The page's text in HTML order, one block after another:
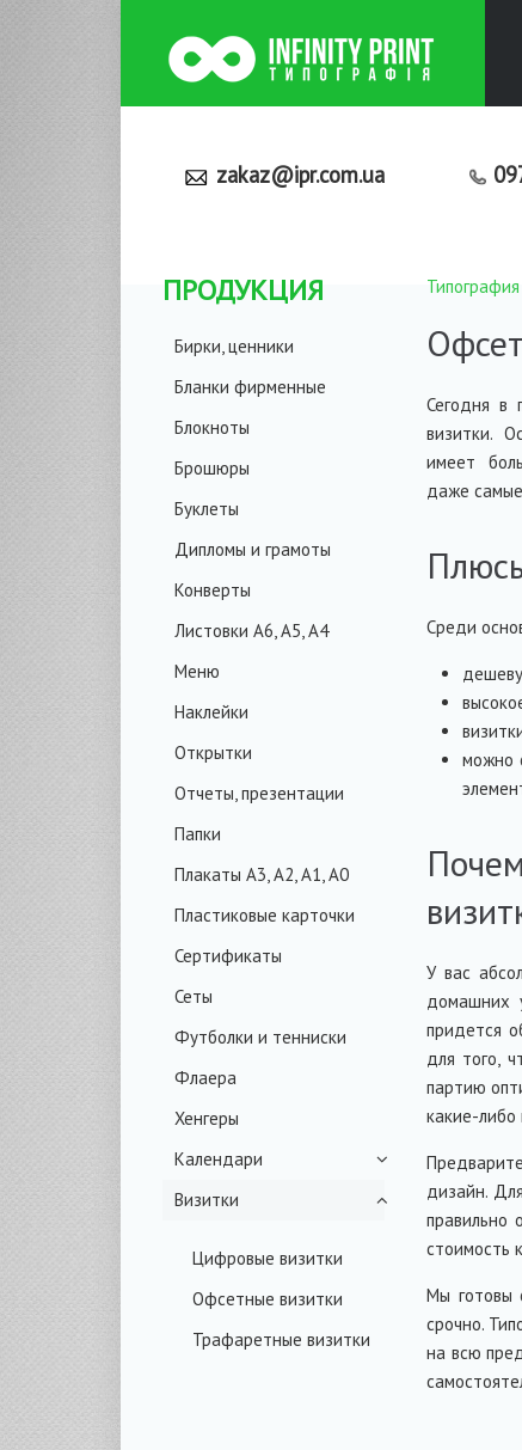
zakaz@ipr.com.ua
Сегодня в
визитки.
имеет
даже
Среди
можно
У вас
домашних
придется
для того,
партию
какие-либо
дизайн.
правильно
стоимость
Мы готовы
срочно.
на всю
ПРОДУКЦИЯ
Бирки, ценники
Бланки фирменные
Блокноты
Брошюры
Буклеты
Дипломы и грамоты
Конверты
Листовки A6, A5, A4
Меню
Наклейки
Открытки
Отчеты, презентации
Папки
Плакаты A3, A2, A1, A0
Пластиковые карточки
Сертификаты
Сеты
Футболки и тенниски
Флаера
Хенгеры
Календари
календари
Настенные календари
Настольные календари
Визитки
Цифровые визитки
Офсетные визитки
Трафаретные визитки